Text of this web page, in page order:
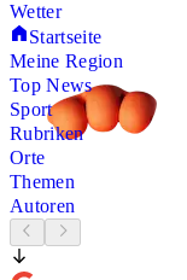
Wetter
Startseite
Meine Region
Top News
Sport
Rubriken
Orte
Themen
Autoren